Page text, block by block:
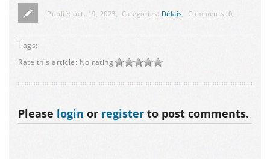
Publié: oct. 19, 2023 Catégories: Délais Comments: 0
Tags:
Rate this article: No rating
Please login or register to post comments.